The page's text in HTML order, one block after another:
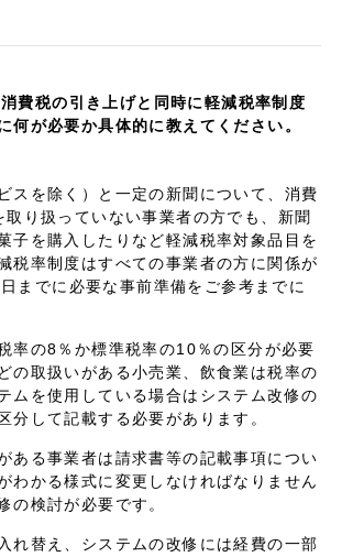
費税の引き上げと同時に軽減税率制度
が必要か具体的に教えてください。
スを除く）と一定の新聞について、消費
り扱っていない事業者の方でも、新聞
子を購入したりなど軽減税率対象品目を
税率制度はすべての事業者の方に関係が
までに必要な事前準備をご参考までに
率の8％か標準税率の10％の区分が必要
の取扱いがある小売業、飲食業は税率の
ムを使用している場合はシステム改修の
して記載する必要があります。
ある事業者は請求書等の記載事項につい
わかる様式に変更しなければなりません
の検討が必要です。
れ替え、システムの改修には経費の一部